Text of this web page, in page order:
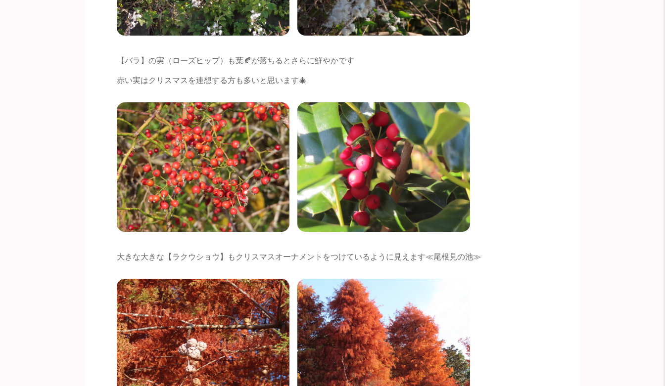
【バラ】の実（ローズヒップ）も葉🍂が落ちるとさらに鮮やかです
赤い実はクリスマスを連想する方も多いと思います🎄
大きな大きな【ラクウショウ】もクリスマスオーナメントをつけているように見えます≪尾根見の池≫